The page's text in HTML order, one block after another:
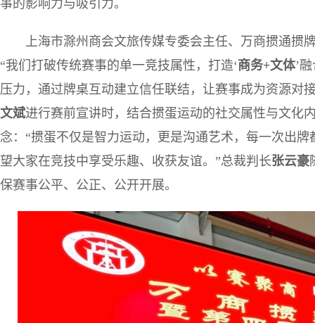
事的影响力与吸引力。
上海市滁州商会文旅传媒专委会主任、万商掼通掼
“我们打破传统赛事的单一竞技属性，打造‘商务+文体’
压力，通过牌桌互动建立信任联结，让赛事成为资源对
文斌进行赛前宣讲时，结合掼蛋运动的社交属性与文化
念：“掼蛋不仅是智力运动，更是沟通艺术，每一次出
望大家在竞技中享受乐趣、收获友谊。”总裁判长张云豪
保赛事公平、公正、公开开展。